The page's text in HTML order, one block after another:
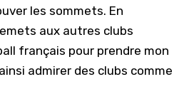
les sommets. En
aux autres clubs
français pour prendre mon
admirer des clubs comme